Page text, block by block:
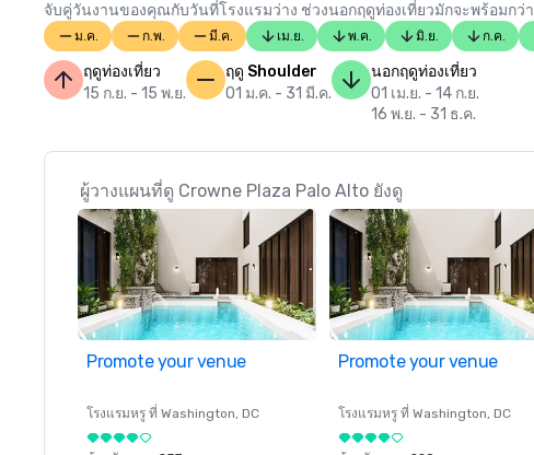
จับคู่วันงานของคุณกับวันที่โรงแรมว่าง ช่วงนอกฤดูท่องเที่ยวมักจะพร้อมกว่า
ม.ค. ก.พ. มี.ค. เม.ย. พ.ค. มิ.ย. ก.ค.
ฤดูท่องเที่ยว
15 ก.ย. - 15 พ.ย.
ฤดู Shoulder
01 ม.ค. - 31 มี.ค.
นอกฤดูท่องเที่ยว
01 เม.ย. - 14 ก.ย.
16 พ.ย. - 31 ธ.ค.
ผู้วางแผนที่ดู Crowne Plaza Palo Alto ยังดู
Promote your venue
โรงแรมหรู ที่ Washington, DC
Promote your venue
โรงแรมหรู ที่ Washington, DC